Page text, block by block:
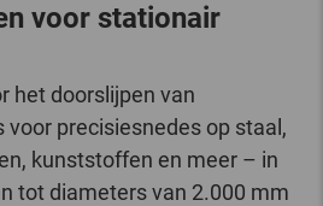
voor stationair
het doorslijpen van
precisiesnedes op staal,
kunststoffen en meer – in
tot diameters van 2.000 mm